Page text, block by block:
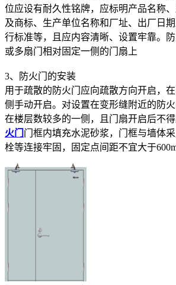
位应设有耐久性铭牌，应标明产品名称
及商标、生产单位名称和厂址、出厂日
行标准等，且应内容清晰、设置牢靠。防
或多扇门相对固定一侧的门扇上
3、防火门的安装
用于疏散的防火门应向疏散方向开启，
侧手动开启。对设置在变形缝附近的防
在楼层数较多的一侧，且门扇开启后不得
火门 门框内填充水泥砂浆，门框与墙体
栓等连接牢固，固定点间距不宜大于